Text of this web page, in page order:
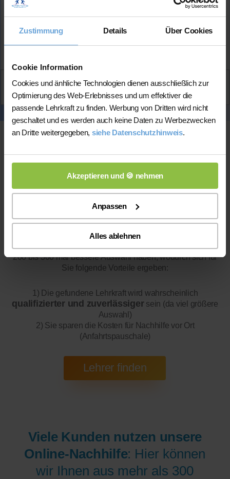
Zustimmung Details Über Cookies
Cookie Information
Cookies und änhliche Technologien dienen ausschließlich zur
Optimierung des Web-Erlebnisses und um effektiver die
passende Lehrkraft zu finden. Werbung von Dritten wird nicht
geschaltet und es werden auch keine Daten zu Werbezwecken
an Dritte weitergegeben, siehe Datenschutzhinweis.
Akzeptieren und 🍪 nehmen
Anpassen
Alles ablehnen
Hat bereits
über Nachhilfe-
Mehr Infos
Aktiv
Hibst kontaktieren
Bitte beachten Sie, dass wir fürOnline-Unterrichteine
200 bis 300 mal bessere Auswahl haben, wodurch sich für
Sie folgende Vorteile ergeben:
1) Die gefundene Lehrkraft wird wahrscheinlich
qualifizierter und zuverlässigersein (da viel größere
Auswahl)
2) Sie sparen die Kosten für Nachhilfe vor Ort
(Anfahrtspauschale)
Viele Kunden nutzen unsere
Online-Nachhilfe: Hier können
wir Ihnen aus mehr als 300